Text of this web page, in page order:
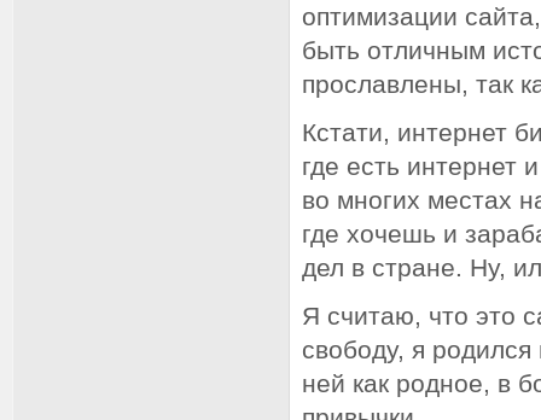
оптимизации
быть отличным
прославлены, так
Кстати, интернет
где есть интернет
во многих местах
где хочешь и
дел в стране. Ну,
Я считаю, что это
свободу, я
ней как родное, в